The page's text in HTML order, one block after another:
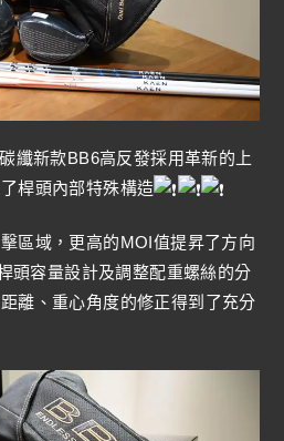
纖新款BB6高反發採用革新的上
桿頭內部特殊構造
區域，更高的MOI值提昇了方向
頭容量設計及調整配重螺絲的分
離、重心角度的修正得到了充分